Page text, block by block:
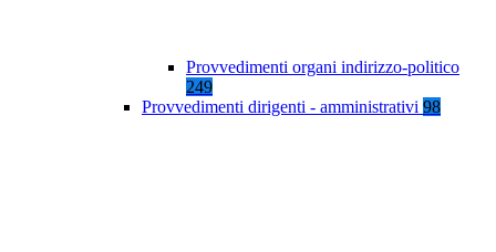
Provvedimenti organi indirizzo-politico
249
Provvedimenti dirigenti - amministrativi 98